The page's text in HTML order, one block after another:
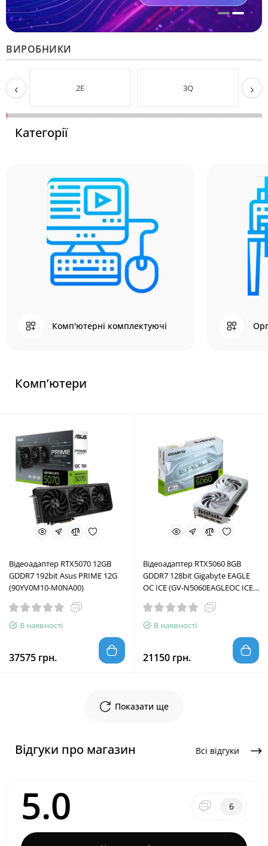
ВИРОБНИКИ
‹ 2E 3Q ›
Категорії
Комп'ютерні комплектуючі
Комп’ютери
Відеоадаптер RTX5070 12GB
GDDR7 192bit Asus PRIME 12G
(90YV0M10-M0NA00)
В наявності
37575 грн.
Відеоадаптер RTX5060 8GB
GDDR7 128bit Gigabyte EAGLE
OC ICE (GV-N5060EAGLEOC ICE-
В наявності
21150 грн.
Показати ще
Відгуки про магазин Всі відгуки
5.0 6